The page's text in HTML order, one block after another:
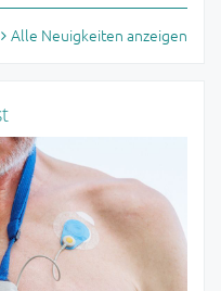
Alle Neuigkeiten anzeigen